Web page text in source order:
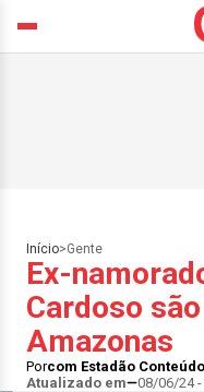
Início>Gente
Ex-
Cardoso
Amazonas
Porcom Estadão Conteúdo
Atualizado em
08/06/24 -